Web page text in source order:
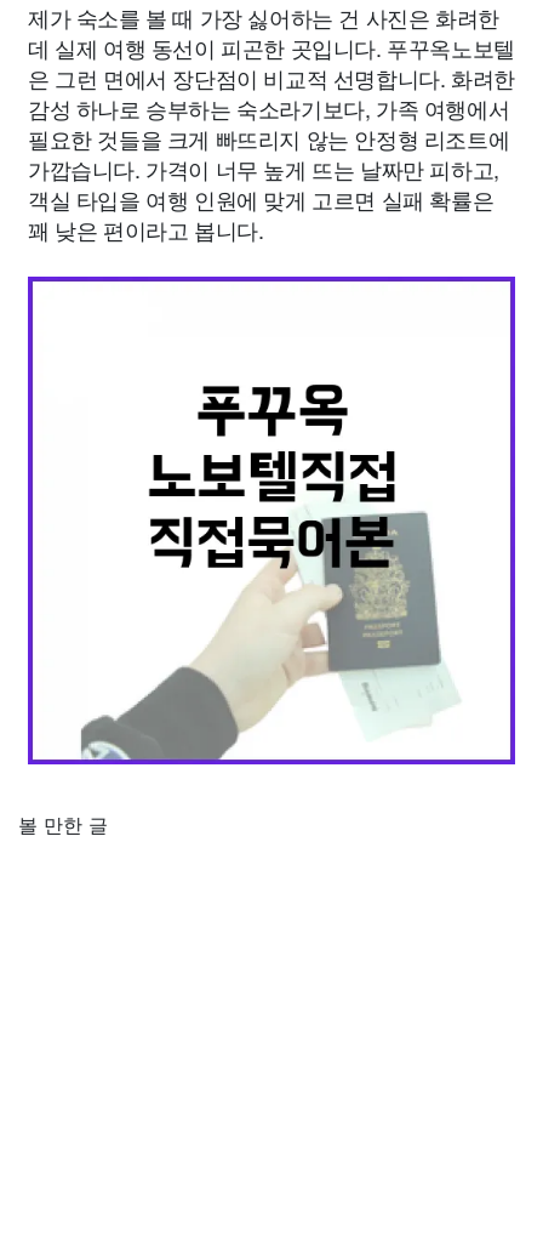
제가 숙소를 볼 때 가장 싫어하는 건 사진은 화려한
데 실제 여행 동선이 피곤한 곳입니다. 푸꾸옥노보텔
은 그런 면에서 장단점이 비교적 선명합니다. 화려한
감성 하나로 승부하는 숙소라기보다, 가족 여행에서
필요한 것들을 크게 빠뜨리지 않는 안정형 리조트에
가깝습니다. 가격이 너무 높게 뜨는 날짜만 피하고,
객실 타입을 여행 인원에 맞게 고르면 실패 확률은
꽤 낮은 편이라고 봅니다.
볼 만한 글